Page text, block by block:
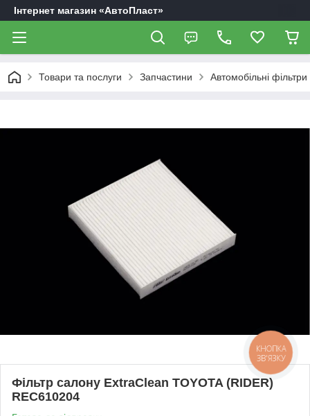
Інтернет магазин «АвтоПласт»
Товари та послуги Запчастини Автомобільні фільтри
Фільтр салону ExtraClean TOYOTA (RIDER)
REC610204
КНОПКА
ЗВ'ЯЗКУ